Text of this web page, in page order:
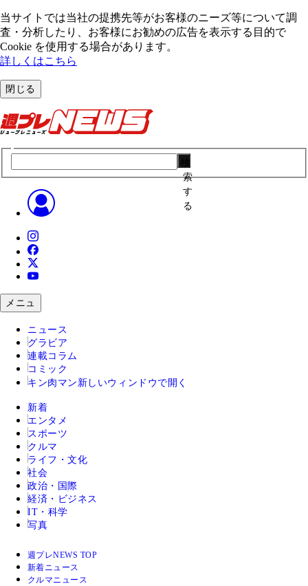
当サイトでは当社の提携先等がお客様のニーズ等について調
査・分析したり、お客様にお勧めの広告を表⽰する⽬的で
Cookie を使⽤する場合があります。
詳しくはこちら
閉じる
索
す
る
メニュ
ニュース
グラビア
連載コラム
コミック
キン肉マン 新しいウィンドウで開く
新着
エンタメ
スポーツ
クルマ
ライフ・文化
社会
政治・国際
経済・ビジネス
IT・科学
写真
週プレNEWS TOP
新着ニュース
クルマニュース